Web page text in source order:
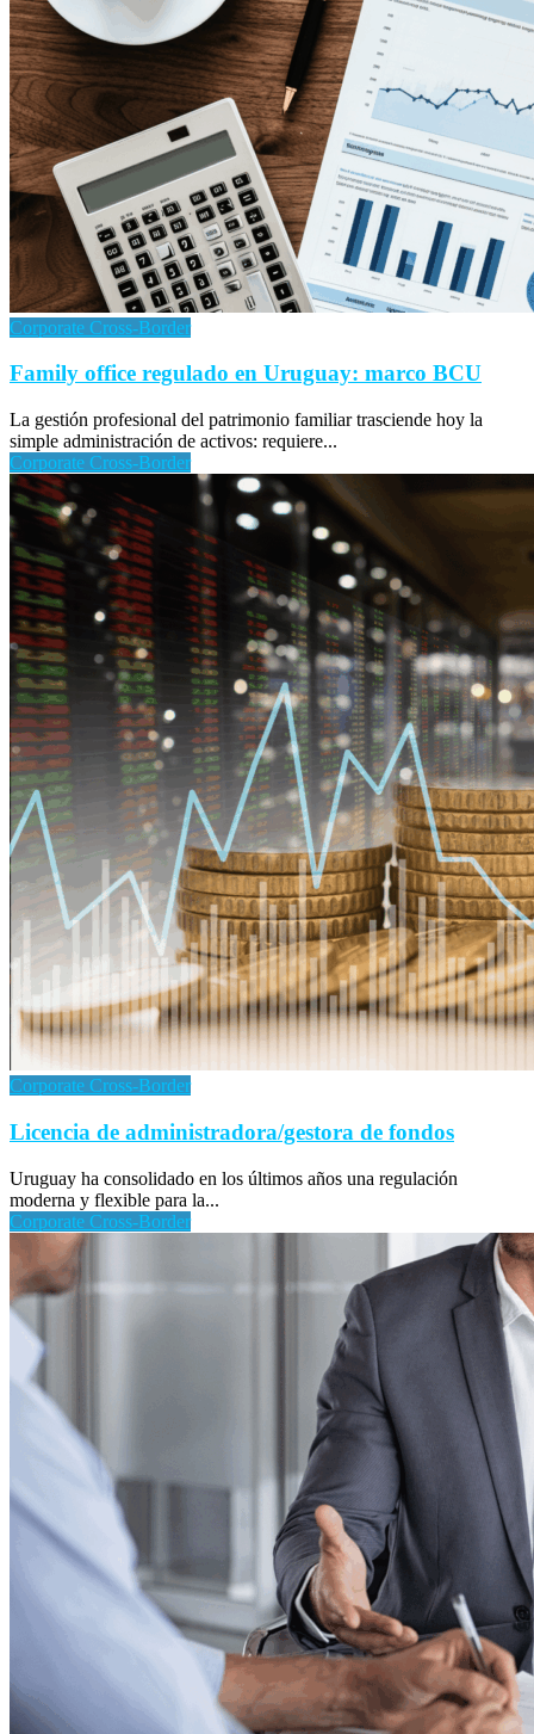
Corporate Cross-Border
Family office regulado en Uruguay: marco BCU
La gestión profesional del patrimonio familiar trasciende hoy la
simple administración de activos: requiere...
Corporate Cross-Border
Corporate Cross-Border
Licencia de administradora/gestora de fondos
Uruguay ha consolidado en los últimos años una regulación
moderna y flexible para la...
Corporate Cross-Border